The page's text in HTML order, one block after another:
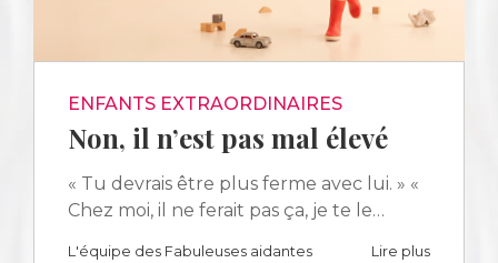
ENFANTS EXTRAORDINAIRES
Non, il n’est pas mal élevé
« Tu devrais être plus ferme avec lui. » «
Chez moi, il ne ferait pas ça, je te le…
L'équipe des Fabuleuses aidantes Lire plus